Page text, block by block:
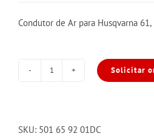
Condutor de Ar para Husqvarna 61,
para
Solicitar
SKU: 501 65 92 01DC